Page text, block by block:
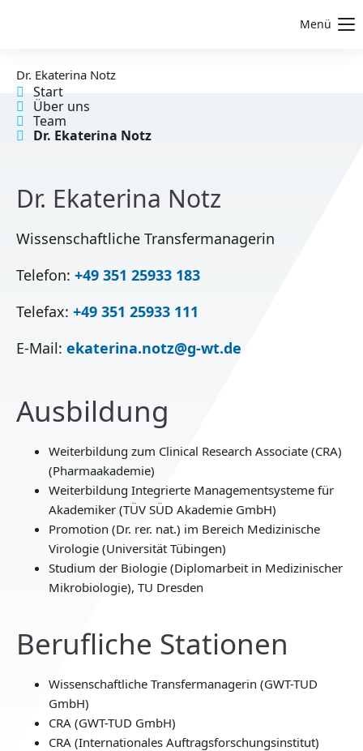
Menü
Dr. Ekaterina Notz
Start
Über uns
Team
Dr. Ekaterina Notz
Dr. Ekaterina Notz
Wissenschaftliche Transfermanagerin
Telefon: +49 351 25933 183
Telefax: +49 351 25933 111
E-Mail: ekaterina.notz@g-wt.de
Ausbildung
Weiterbildung zum Clinical Research Associate (CRA)
(Pharmaakademie)
Weiterbildung Integrierte Managementsysteme für
Akademiker (TÜV SÜD Akademie GmbH)
Promotion (Dr. rer. nat.) im Bereich Medizinische
Virologie (Universität Tübingen)
Studium der Biologie (Diplomarbeit in Medizinischer
Mikrobiologie), TU Dresden
Berufliche Stationen
Wissenschaftliche Transfermanagerin (GWT-TUD
GmbH)
CRA (GWT-TUD GmbH)
CRA (Internationales Auftragsforschungsinstitut)